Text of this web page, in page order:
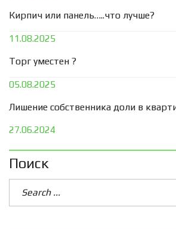
Кирпич или панель…..что лучше?
11.08.2025
Торг уместен ?
05.08.2025
Лишение собственника доли в
27.06.2024
Поиск